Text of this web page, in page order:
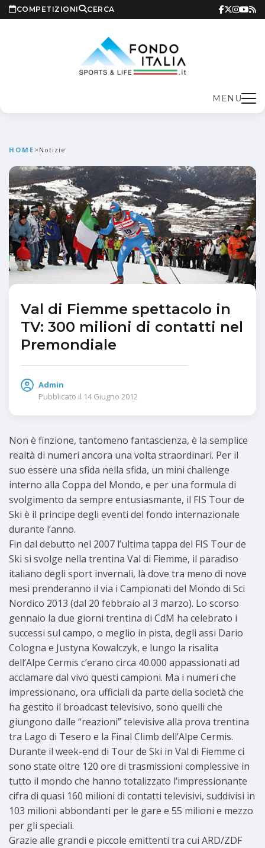
COMPETIZIONI CERCA
MENU
HOME > Notizie
Val di Fiemme spettacolo in
TV: 300 milioni di contatti nel
Premondiale
Admin
Pubblicato il 14 Giugno 2012
Non è finzione, tantomeno fantascienza, è la semplice
realtà di numeri ancora una volta straordinari. Per il
suo essere una sfida nella sfida, un mini challenge
interno alla Coppa del Mondo, e per una formula di
svolgimento da sempre entusiasmante, il FIS Tour de
Ski è il principe degli eventi del fondo internazionale
durante l’anno.
Fin dal debutto nel 2007 l’ultima tappa del FIS Tour de
Ski si svolge nella trentina Val di Fiemme, il paradiso
italiano degli sport invernali, là dove tra meno di nove
mesi prenderanno il via i Campionati del Mondo di Sci
Nordico 2013 (dal 20 febbraio al 3 marzo). Lo scorso
gennaio la due giorni trentina di CdM ha celebrato i
successi sul campo, o meglio in pista, degli assi Dario
Cologna e Justyna Kowalczyk, e lungo la risalita
dell’Alpe Cermis c’erano circa 40.000 appassionati ad
acclamare dal vivo questi campioni. Ma i numeri che
impressionano, ora ufficiali da parte della società che
ha gestito il broadcast televisivo, sono quelli che
giungono dalle “reazioni” televisive alla prova trentina
tra Lago di Tesero e la Final Climb dell’Alpe Cermis.
Durante il week-end di Tour de Ski in Val di Fiemme ci
sono state oltre 120 ore di trasmissioni complessive in
tutto il mondo che hanno totalizzato l’impressionante
cifra di quasi 160 milioni di contatti televisivi, suddivisi in
103 milioni abbondanti per le gare e 55 milioni e mezzo
per gli speciali.
Grazie alle grandi e piccole emittenti tra cui ARD/ZDF